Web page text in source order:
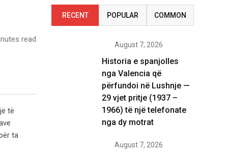
read
të
ta
RECENT POPULAR COMMON
August 7, 2026
Historia e spanjolles
nga Valencia që
përfundoi në Lushnje —
29 vjet pritje (1937 –
1966) të një telefonate
nga dy motrat
August 7, 2026